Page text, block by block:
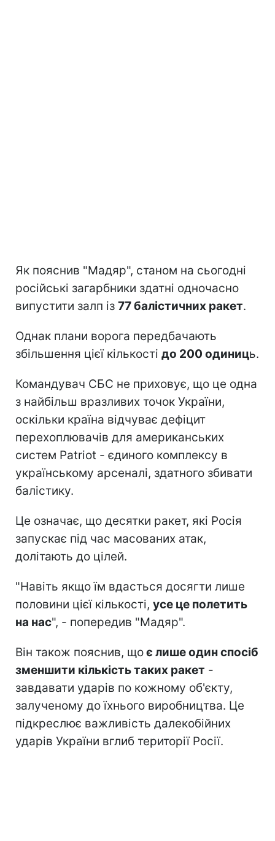
Як пояснив "Мадяр", станом на сьогодні
російські загарбники здатні одночасно
випустити залп із 77 балістичних ракет.
Однак плани ворога передбачають
збільшення цієї кількості до 200 одиниць.
Командувач СБС не приховує, що це одна
з найбільш вразливих точок України,
оскільки країна відчуває дефіцит
перехоплювачів для американських
систем Patriot - єдиного комплексу в
українському арсеналі, здатного збивати
балістику.
Це означає, що десятки ракет, які Росія
запускає під час масованих атак,
долітають до цілей.
"Навіть якщо їм вдасться досягти лише
половини цієї кількості, усе це полетить
на нас", - попередив "Мадяр".
Він також пояснив, щоє лише один спосіб
зменшити кількість таких ракет -
завдавати ударів по кожному об'єкту,
залученому до їхнього виробництва. Це
підкреслює важливість далекобійних
ударів України вглиб території Росії.